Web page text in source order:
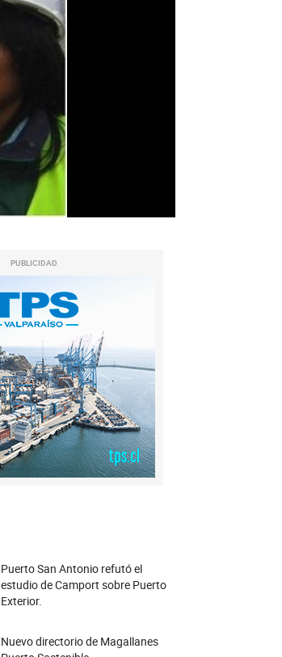
PUBLICIDAD
Puerto San Antonio refutó el
estudio de Camport sobre Puerto
Exterior.
Nuevo directorio de Magallanes